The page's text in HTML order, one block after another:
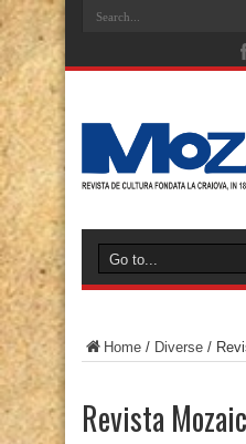
Home / Diverse /
Revista